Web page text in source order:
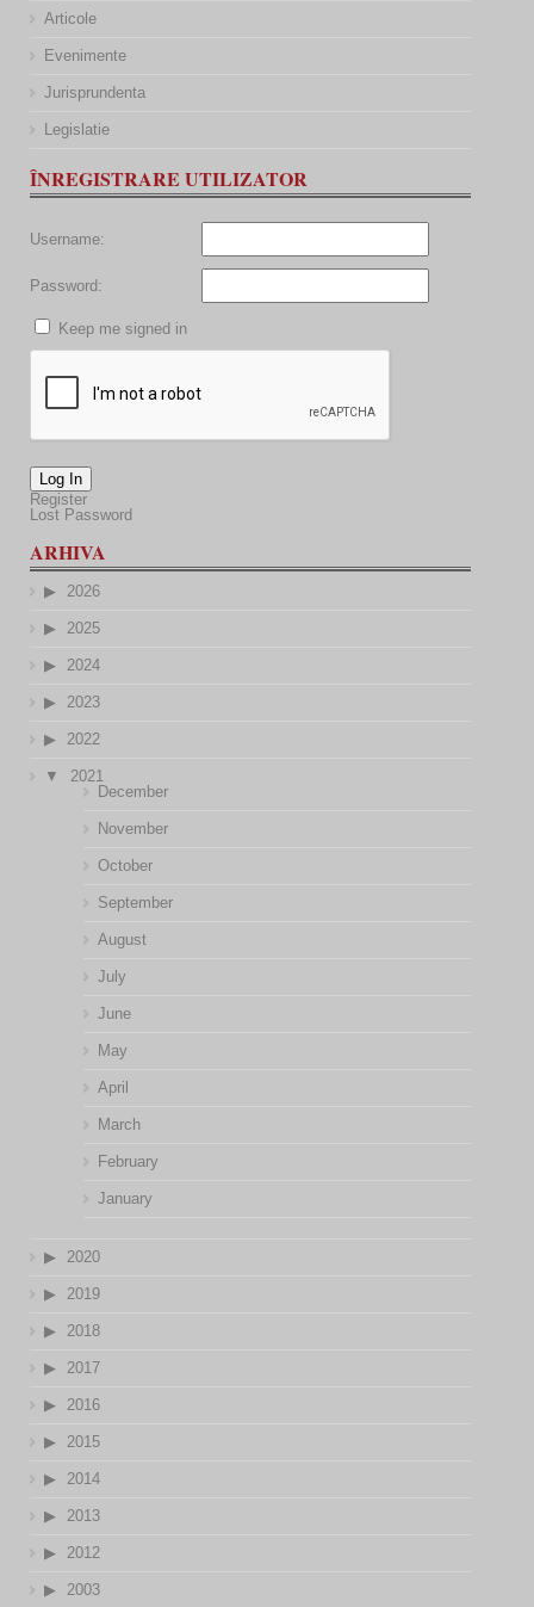
Articole
Evenimente
Jurisprundenta
Legislatie
ÎNREGISTRARE UTILIZATOR
Username:
Password:
Keep me signed in
Log In
Register
Lost Password
ARHIVA
2026
2025
2024
2023
2022
2021
December
November
October
September
August
July
June
May
April
March
February
January
2020
2019
2018
2017
2016
2015
2014
2013
2012
2003